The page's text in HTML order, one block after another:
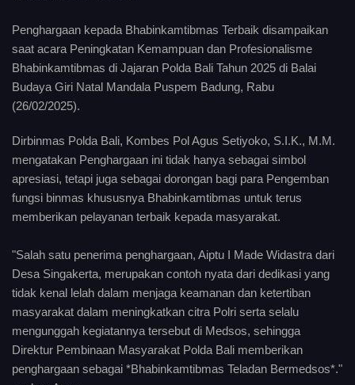
Penghargaan kepada Bhabinkamtibmas Terbaik disampaikan
saat acara Peningkatan Kemampuan dan Profesionalisme
Bhabinkamtibmas di Jajaran Polda Bali Tahun 2025 di Balai
Budaya Giri Natal Mandala Puspem Badung, Rabu
(26/02/2025).
Dirbinmas Polda Bali, Kombes Pol Agus Setiyoko, S.I.K., M.M.
mengatakan Penghargaan ini tidak hanya sebagai simbol
apresiasi, tetapi juga sebagai dorongan bagi para Pengemban
fungsi binmas khususnya Bhabinkamtibmas untuk terus
memberikan pelayanan terbaik kepada masyarakat.
"Salah satu penerima penghargaan, Aiptu I Made Widastra dari
Desa Singakerta, merupakan contoh nyata dari dedikasi yang
tidak kenal lelah dalam menjaga keamanan dan ketertiban
masyarakat dalam meningkatkan citra Polri serta selalu
mengunggah kegiatannya tersebut di Medsos, sehingga
Direktur Pembinaan Masyarakat Polda Bali memberikan
penghargaan sebagai *Bhabinkamtibmas Teladan Bermedsos*."